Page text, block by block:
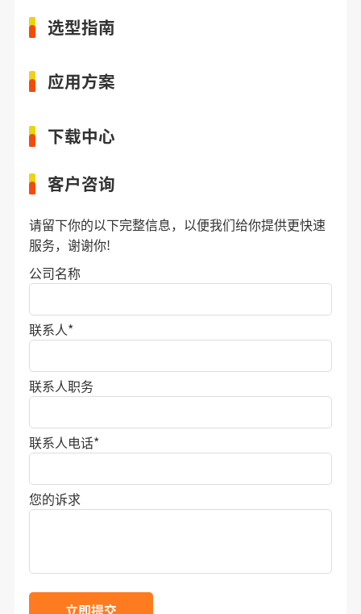
选型指南
应用方案
下载中心
客户咨询
请留下你的以下完整信息，以便我们给你提供更快速
服务，谢谢你!
公司名称
联系人*
联系人职务
联系人电话*
您的诉求
立即提交